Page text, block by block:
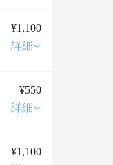
¥1,100
詳細
¥550
詳細
¥1,100